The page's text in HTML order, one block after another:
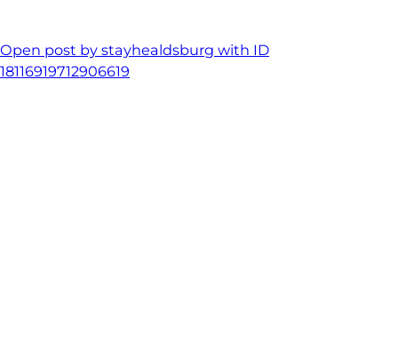
Open post by stayhealdsburg with ID
18116919712906619